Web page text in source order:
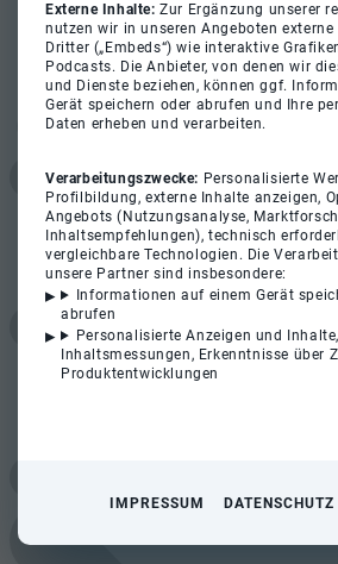
Externe Inhalte:Zur Ergänzung unserer
nutzen wir in unseren Angeboten
Dritter („Embeds“) wie interaktive
Podcasts. Die Anbieter, von denen wir
und Dienste beziehen, können ggf.
Gerät speichern oder abrufen und Ihre
Daten erheben und verarbeiten.
Verarbeitungszwecke: Personalisierte
Profilbildung, externe Inhalte anzeigen,
Angebots (Nutzungsanalyse,
Inhaltsempfehlungen), technisch
vergleichbare Technologien. Die
unsere Partner sind insbesondere:
Informationen auf einem Gerät
abrufen
Personalisierte Anzeigen und
Inhaltsmessungen, Erkenntnisse über
Produktentwicklungen
IMPRESSUM DATENSCHUTZ